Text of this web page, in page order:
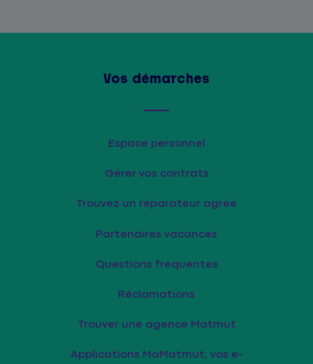
Vos démarches
Espace personnel
Gérer vos contrats
Trouvez un réparateur agrée
Partenaires vacances
Questions fréquentes
Réclamations
Trouver une agence Matmut
Applications MaMatmut, vos e-